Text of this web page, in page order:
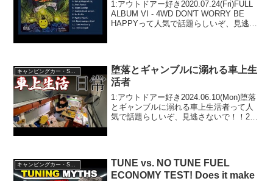
1:アウトドアー好き2020.07.24(Fri)FULL
ALBUM VI - 4WD DON'T WORRY BE
HAPPYって人気で話題らしいぞ、見逃さ
キャンピングカー・SUV人気車種
堕落とギャンブルに溺れる車上生
活者
1:アウトドアー好き2024.06.10(Mon)堕落
とギャンブルに溺れる車上生活者って人
気で話題らしいぞ、見逃さないで！！2:
TUNE vs. NO TUNE FUEL
ECONOMY TEST! Does it make